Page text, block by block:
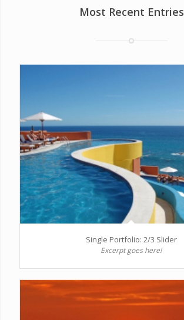
Most Recent Entries
Single Portfolio: 2/3 Slider
Excerpt goes here!